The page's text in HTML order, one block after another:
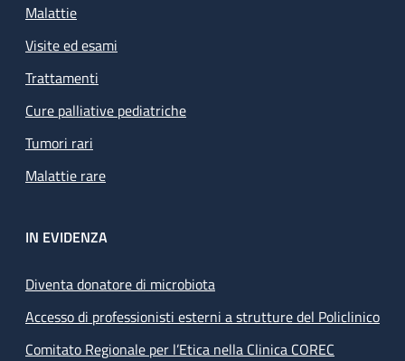
Malattie
Visite ed esami
Trattamenti
Cure palliative pediatriche
Tumori rari
Malattie rare
IN EVIDENZA
Diventa donatore di microbiota
Accesso di professionisti esterni a strutture del Policlinico
Comitato Regionale per l’Etica nella Clinica COREC